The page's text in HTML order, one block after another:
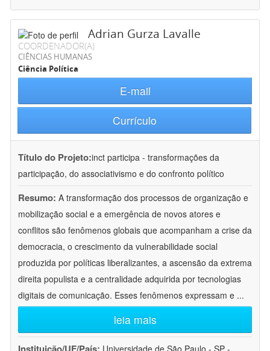
Adrian Gurza Lavalle
COORDENADOR(A)
CIÊNCIAS HUMANAS
Ciência Política
E-mail
Currículo
Título do Projeto:inct participa - transformações da
participação, do associativismo e do confronto político
Resumo: A transformação dos processos de organização e
mobilização social e a emergência de novos atores e
conflitos são fenômenos globais que acompanham a crise da
democracia, o crescimento da vulnerabilidade social
produzida por políticas liberalizantes, a ascensão da extrema
direita populista e a centralidade adquirida por tecnologias
digitais de comunicação. Esses fenômenos expressam e ...
leia mais